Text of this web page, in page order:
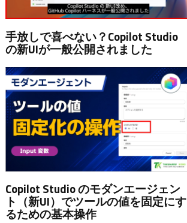
手放しで喜べない？Copilot Studio
の新UIが一般公開されました
Copilot Studio のモダンエージェン
ト（新UI）でツールの値を固定にす
るための基本操作